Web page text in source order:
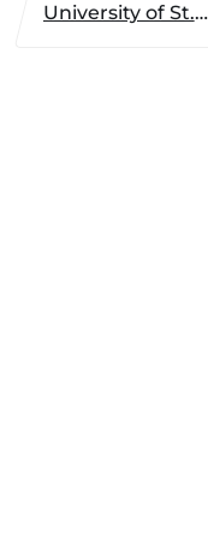
University of St. Thomas